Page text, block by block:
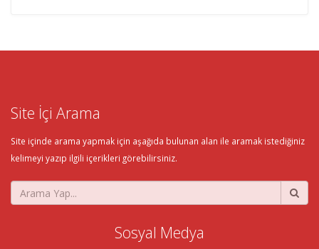
Site İçi Arama
Site içinde arama yapmak için aşağıda bulunan alan ile aramak istediğiniz
kelimeyi yazıp ilgili içerikleri görebilirsiniz.
Sosyal Medya